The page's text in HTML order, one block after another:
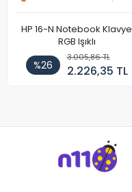
HP 16-N Notebook Klavye
RGB Işıklı
%26
3.005,86 TL
2.226,35 TL